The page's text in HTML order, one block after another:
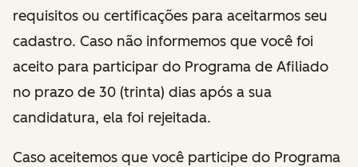
requisitos ou certificações para aceitarmos seu
cadastro. Caso não informemos que você foi
aceito para participar do Programa de Afiliado
no prazo de 30 (trinta) dias após a sua
candidatura, ela foi rejeitada.
Caso aceitemos que você participe do Programa